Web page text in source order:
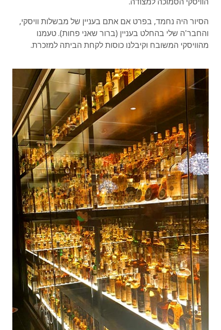
הסיור היה נחמד, בפרט אם אתם בעניין של מבשלות וויסקי,
והחבר'ה שלי בהחלט בעניין (ברור שאני פחות). טעמנו
מהוויסקי המשובח וקיבלנו כוסות לקחת הביתה למזכרת.